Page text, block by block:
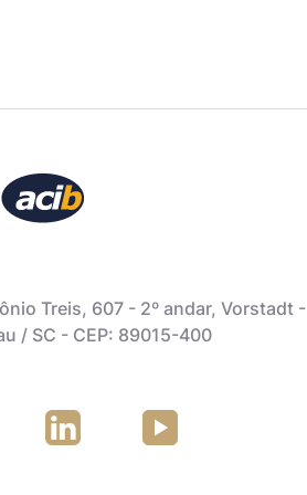
Treis, 607 - 2º andar, Vorstadt -
/ SC - CEP: 89015-400